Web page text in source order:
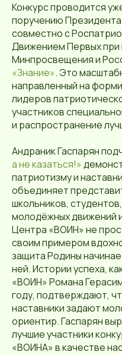
Конкурс проводится
поручению
совместно с
Движением Первых
Минпросвещения и
«Знание». Это
направленный на
лидеров
участников
и распространение
Андраник Гаспарян
а не казаться!»
патриотизму и
объединяет
школьников,
молодёжных движений
Центра «ВОИН» не
своим примером
защита Родины
ней. Истории успеха,
«ВОИН» Романа
году, подтверждают,
наставники задают
ориентир. Гаспарян
лучшие участники
«ВОИНА» в качестве